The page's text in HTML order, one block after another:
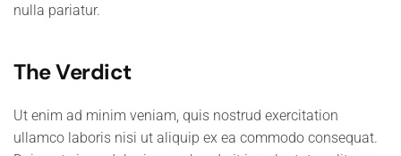
nulla pariatur.
The Verdict
Ut enim ad minim veniam, quis nostrud exercitation
ullamco laboris nisi ut aliquip ex ea commodo consequat.